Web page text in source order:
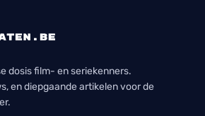
dosis film- en seriekenners.
en diepgaande artikelen voor de